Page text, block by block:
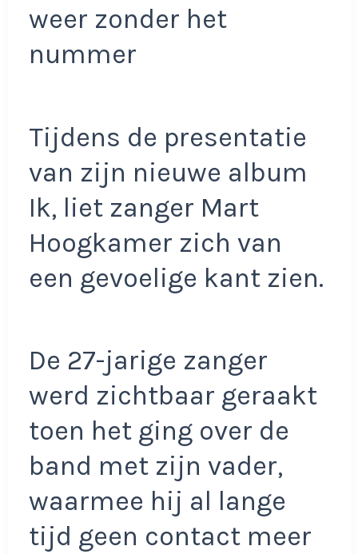
weer zonder het
nummer
Tijdens de presentatie
van zijn nieuwe album
Ik, liet zanger Mart
Hoogkamer zich van
een gevoelige kant zien.
De 27-jarige zanger
werd zichtbaar geraakt
toen het ging over de
band met zijn vader,
waarmee hij al lange
tijd geen contact meer